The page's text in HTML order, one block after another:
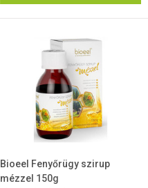
Bioeel Fenyőrügy szirup
mézzel 150g